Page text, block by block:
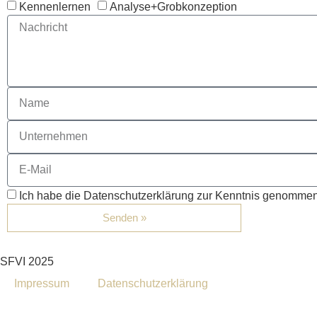
Kennenlernen Analyse+Grobkonzeption
Ich habe die Datenschutzerklärung zur Kenntnis
Senden »
SFVI 2025
Impressum
Datenschutzerklärung